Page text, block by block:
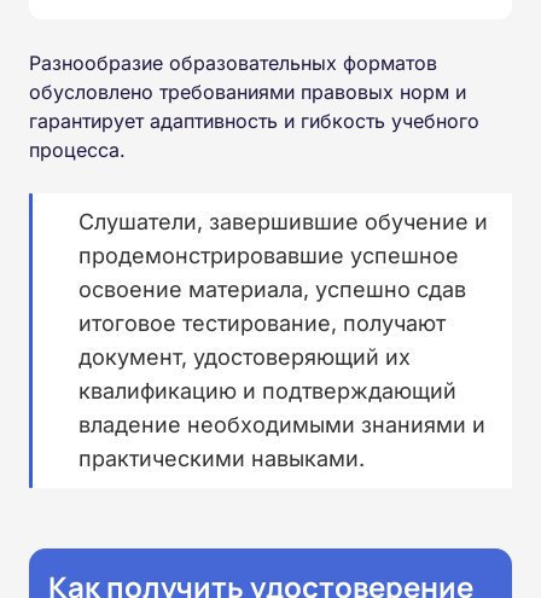
Разнообразие образовательных форматов
обусловлено требованиями правовых норм и
гарантирует адаптивность и гибкость учебного
процесса.
Слушатели, завершившие обучение и
продемонстрировавшие успешное
освоение материала, успешно сдав
итоговое тестирование, получают
документ, удостоверяющий их
квалификацию и подтверждающий
владение необходимыми знаниями и
практическими навыками.
Как получить удостоверение